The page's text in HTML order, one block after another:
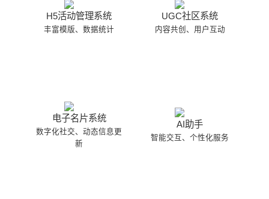
H5活动管理系统
丰富模版、数据统计
UGC社区系统
内容共创、用户互动
电子名片系统
数字化社交、动态信息更
新
AI助手
智能交互、个性化服务